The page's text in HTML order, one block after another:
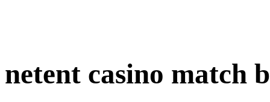
netent casino match